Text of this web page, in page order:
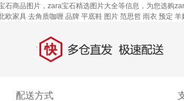
商品图片，zara宝石精选图片大全等信息，为您选购
欧家具 去角质咖喱 品牌 平底鞋 图片 范思哲 雨衣 预定 羊
快 多仓直发，极速配送
配送方式